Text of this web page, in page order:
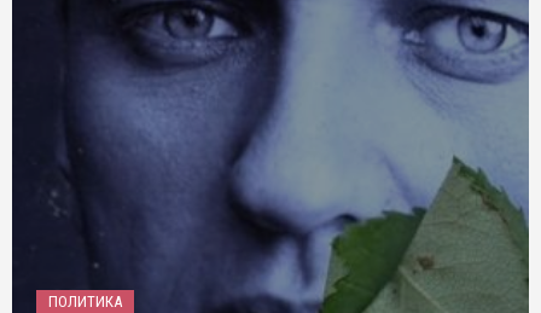
ПОЛИТИКА